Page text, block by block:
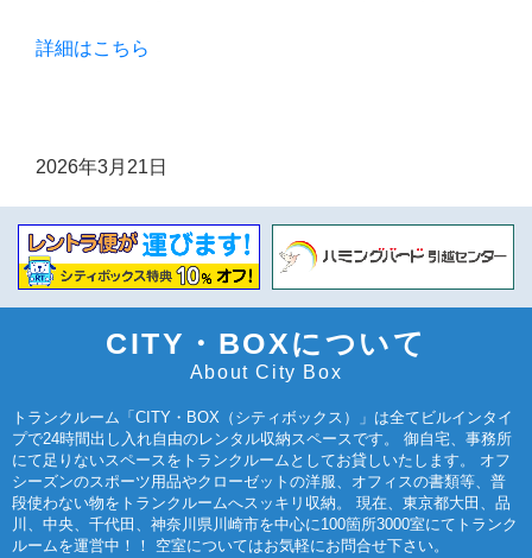
詳細はこちら
2026年3月21日
CITY・BOXについて
About City Box
トランクルーム「CITY・BOX（シティボックス）」は全てビルインタイ
プで24時間出し入れ自由のレンタル収納スペースです。 御自宅、事務所
にて足りないスペースをトランクルームとしてお貸しいたします。 オフ
シーズンのスポーツ用品やクローゼットの洋服、オフィスの書類等、普
段使わない物をトランクルームへスッキリ収納。 現在、東京都大田、品
川、中央、千代田、神奈川県川崎市を中心に100箇所3000室にてトランク
ルームを運営中！！ 空室についてはお気軽にお問合せ下さい。